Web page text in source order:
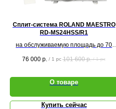
Сплит-система ROLAND MAESTRO
RD-MS24HSS/R1
на обслуживаемую площадь до 70
76 000 р. / 1 pc 101 600 р. / 1 pc
О товаре
Купить сейчас